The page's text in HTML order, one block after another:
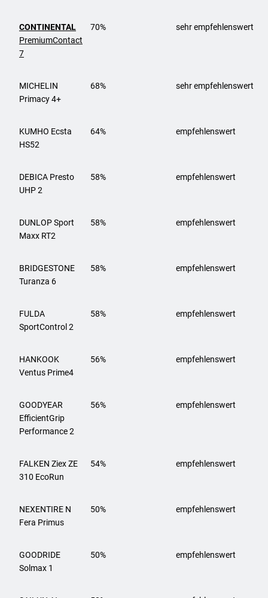
CONTINENTAL
PremiumContact
7
70% sehr empfehlenswert
MICHELIN
Primacy 4+
68% sehr empfehlenswert
KUMHO Ecsta
HS52
64% empfehlenswert
DEBICA Presto
UHP 2
58% empfehlenswert
DUNLOP Sport
Maxx RT2
58% empfehlenswert
BRIDGESTONE
Turanza 6
58% empfehlenswert
FULDA
SportControl 2
58% empfehlenswert
HANKOOK
Ventus Prime4
56% empfehlenswert
GOODYEAR
EfficientGrip
Performance 2
56% empfehlenswert
FALKEN Ziex ZE
310 EcoRun
54% empfehlenswert
NEXENTIRE N
Fera Primus
50% empfehlenswert
GOODRIDE
Solmax 1
50% empfehlenswert